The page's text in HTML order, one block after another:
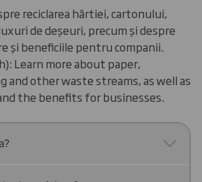
reciclarea hârtiei, cartonului,
de deșeuri, precum și despre
și beneficiile pentru companii.
Learn more about paper,
and other waste streams, as well as
the benefits for businesses.